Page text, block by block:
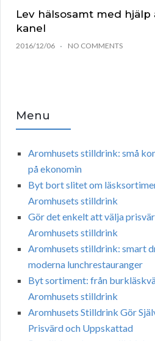
Lev hälsosamt med hjälp
kanel
2016/12/06 NO COMMENTS
Menu
Aromhusets stilldrink: små
på ekonomin
Byt bort slitet om
Aromhusets stilldrink
Gör det enkelt att välja
Aromhusets stilldrink
Aromhusets stilldrink: smart
moderna lunchrestauranger
Byt sortiment: från
Aromhusets stilldrink
Aromhusets Stilldrink Gör
Prisvärd och Uppskattad